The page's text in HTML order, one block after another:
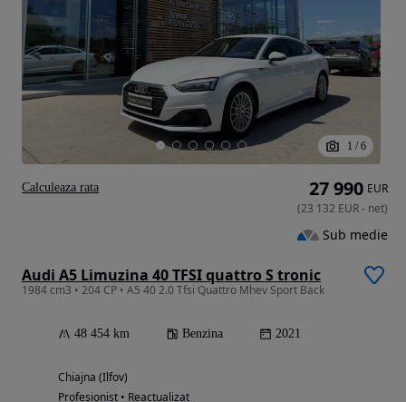
1 / 6
Audi A5 Limuzina 40 TFSI quattro S tronic
1984 cm3 • 204 CP • A5 40 2.0 Tfsi Quattro Mhev Sport Back
48 454 km Benzina 2021
Chiajna (Ilfov)
Profesionist • Reactualizat
27 990 EUR
(23 132 EUR- net)
Sub medie
Calculeaza rata